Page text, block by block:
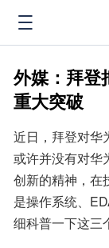
外媒：拜登
重大突破
近日，拜登对华
或许并没有对华
创新的精神，在
是操作系统、
细科普一下这三